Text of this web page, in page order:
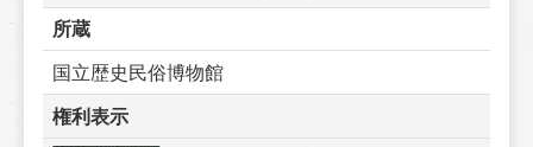
所蔵
国立歴史民俗博物館
権利表示